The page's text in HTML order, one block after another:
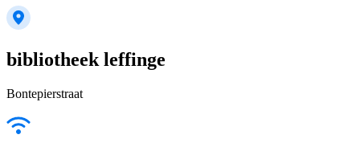
bibliotheek leffinge
Bontepierstraat